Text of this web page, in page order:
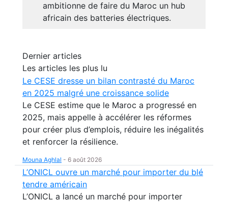
ambitionne de faire du Maroc un hub
africain des batteries électriques.
Dernier articles
Les articles les plus lu
Le CESE dresse un bilan contrasté du Maroc
en 2025 malgré une croissance solide
Le CESE estime que le Maroc a progressé en
2025, mais appelle à accélérer les réformes
pour créer plus d’emplois, réduire les inégalités
et renforcer la résilience.
Mouna Aghlal - 6 août 2026
L’ONICL ouvre un marché pour importer du blé
tendre américain
L’ONICL a lancé un marché pour importer